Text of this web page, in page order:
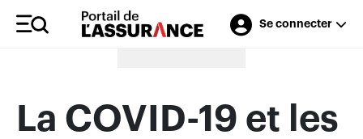
Se connecter
Merci à nos annonceurs
La COVID-19 et les